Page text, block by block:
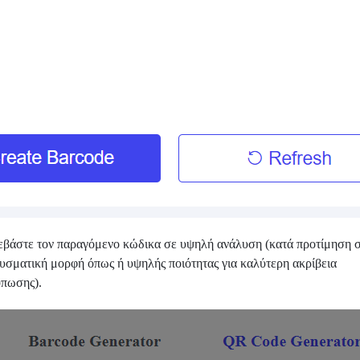
τον παραγόμενο κώδικα σε υψηλή ανάλυση (κατά προτίμηση
μορφή όπως ή υψηλής ποιότητας για καλύτερη ακρίβεια